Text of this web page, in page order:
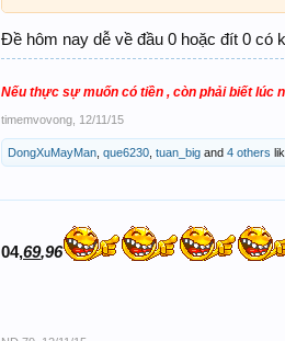
Đề hôm nay dễ về đầu 0 hoặc đít 0 có
Nếu thực sự muốn có tiền , còn phải biết lúc
timemvovong 12/11/15
DongXuMayMan que6230 tuan_big and 4 others
04,69,96